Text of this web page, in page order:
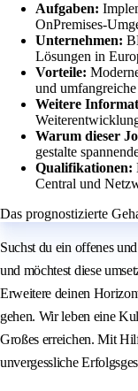
Aufgaben:
OnPremises-
Unternehmen:
Lösungen in
Vorteile:
und
Weitere
Warum dieser
gestalte
Qualifikationen:
Central und
Das prognostizierte
Suchst du ein offenes
und möchtest diese
Erweitere deinen
gehen. Wir leben eine
Großes erreichen. Mit
unvergessliche